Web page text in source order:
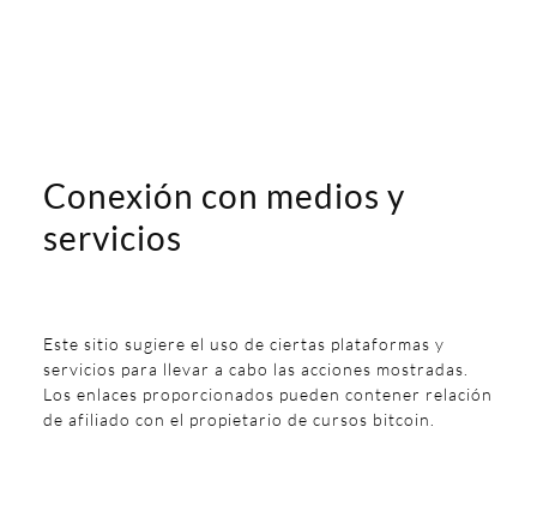
Conexión con medios y
servicios
Este sitio sugiere el uso de ciertas plataformas y
servicios para llevar a cabo las acciones mostradas.
Los enlaces proporcionados pueden contener relación
de afiliado con el propietario de cursos bitcoin.